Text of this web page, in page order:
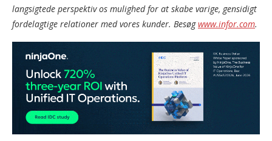
langsigtede perspektiv os mulighed for at skabe varige, gensidigt
fordelagtige relationer med vores kunder. Besøgwww.infor.com.